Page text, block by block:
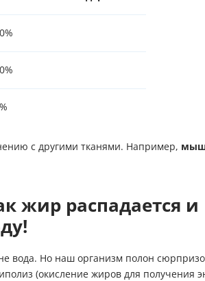
с другими тканями. Например,
жир распадается и
вода. Но наш организм полон
(окисление жиров для получения